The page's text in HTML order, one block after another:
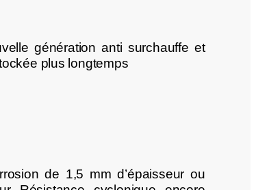
génération anti surchauffe et
plus longtemps
de 1,5 mm d’épaisseur ou